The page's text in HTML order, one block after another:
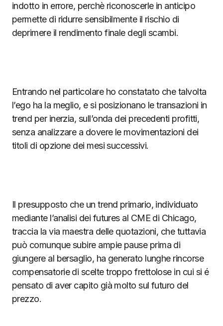
indotto in errore, perchè riconoscerle in anticipo
permette di ridurre sensibilmente il rischio di
deprimere il rendimento finale degli scambi.
Entrando nel particolare ho constatato che talvolta
l’ego ha la meglio, e si posizionano le transazioni in
trend per inerzia, sull’onda dei precedenti profitti,
senza analizzare a dovere le movimentazioni dei
titoli di opzione dei mesi successivi.
Il presupposto che un trend primario, individuato
mediante l’analisi dei futures al CME di Chicago,
traccia la via maestra delle quotazioni, che tuttavia
può comunque subire ampie pause prima di
giungere al bersaglio, ha generato lunghe rincorse
compensatorie di scelte troppo frettolose in cui si é
pensato di aver capito già molto sul futuro del
prezzo.